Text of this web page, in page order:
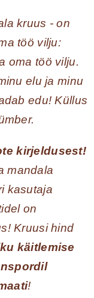
kruus - on
töö vilju:
oma töö vilju.
elu ja minu
edu! Küllus
kirjeldusest!
mandala
kasutaja
on
Kruusi hind
käitlemise
!